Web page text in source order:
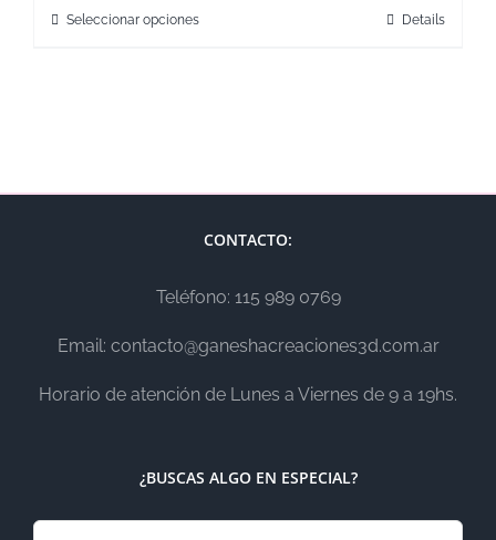
Seleccionar opciones Details
CONTACTO:
Teléfono: 115 989 0769
Email: contacto@ganeshacreaciones3d.com.ar
Horario de atención de Lunes a Viernes de 9 a 19hs.
¿BUSCAS ALGO EN ESPECIAL?